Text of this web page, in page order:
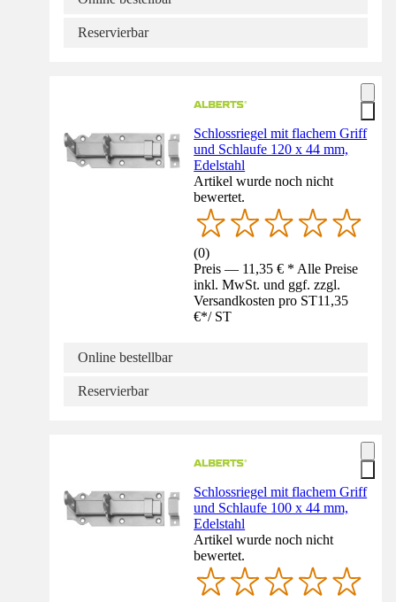
Reservierbar
Schlossriegel mit flachem Griff
und Schlaufe 120 x 44 mm,
Edelstahl
Artikel wurde noch nicht
bewertet.
(0)
Preis — 11,35 € * Alle Preise
inkl. MwSt. und ggf. zzgl.
Versandkosten pro ST11,35
€*/ ST
Online bestellbar
Reservierbar
Schlossriegel mit flachem Griff
und Schlaufe 100 x 44 mm,
Edelstahl
Artikel wurde noch nicht
bewertet.